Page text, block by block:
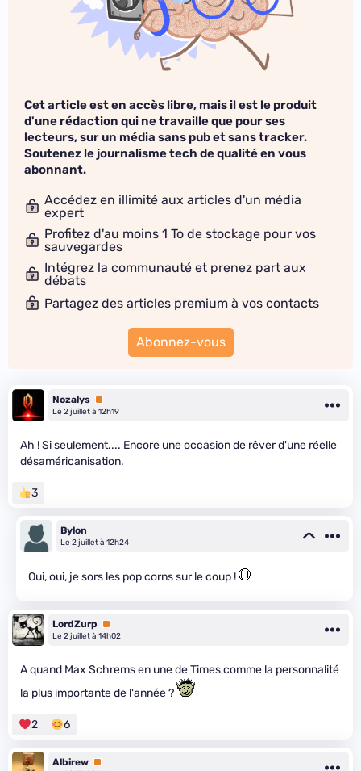
Cet article est en accès libre, mais il est le produit
d'une rédaction qui ne travaille que pour ses
lecteurs, sur un média sans pub et sans tracker.
Soutenez le journalisme tech de qualité en vous
abonnant.
Accédez en illimité aux articles d'un média
expert
Profitez d'au moins 1 To de stockage pour vos
sauvegardes
Intégrez la communauté et prenez part aux
débats
Partagez des articles premium à vos contacts
Abonnez-vous
Nozalys Premium
Le 2 juillet à 12h19
Ah ! Si seulement.... Encore une occasion de rêver d'une réelle
désaméricanisation.
3
Bylon
Le 2 juillet à 12h24
Oui, oui, je sors les pop corns sur le coup !
LordZurp
Premium
Le 2 juillet à 14h02
A quand Max Schrems en une de Times comme la personnalité
la plus importante de l'année ?
2 6
Albirew Premium